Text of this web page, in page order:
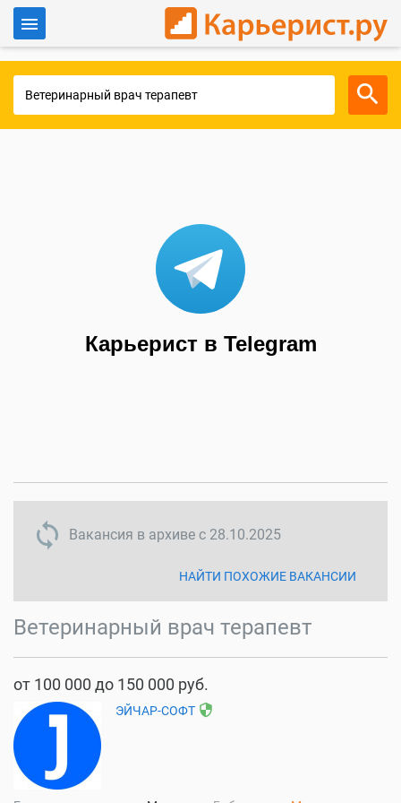
Для работодателей
Карьерист в Telegram
sync disabled
Вакансия в архиве с 28.10.2025
НАЙТИ ПОХОЖИЕ ВАКАНСИИ
Ветеринарный врач терапевт
от 100 000 до 150 000 руб.
ЭЙЧАР-СОФТ security